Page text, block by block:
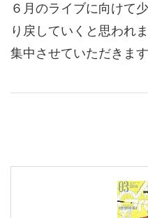
６月のライブに向けて
り戻していくと思われ
集中させていただきます